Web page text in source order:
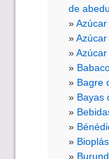
de
Bagre
Bayas